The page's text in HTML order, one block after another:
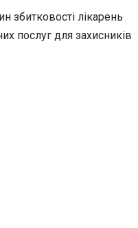
збитковості лікарень
послуг для захисників